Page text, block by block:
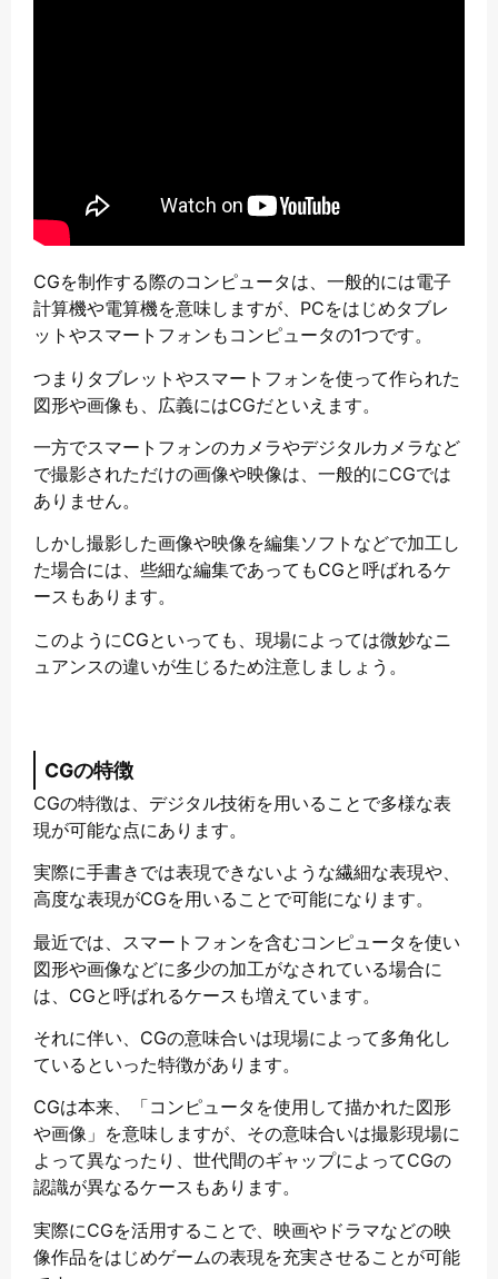
CGを制作する際のコンピュータは、一般的には電子
計算機や電算機を意味しますが、PCをはじめタブレ
ットやスマートフォンもコンピュータの1つです。
つまりタブレットやスマートフォンを使って作られた
図形や画像も、広義にはCGだといえます。
一方でスマートフォンのカメラやデジタルカメラなど
で撮影されただけの画像や映像は、一般的にCGでは
ありません。
しかし撮影した画像や映像を編集ソフトなどで加工し
た場合には、些細な編集であってもCGと呼ばれるケ
ースもあります。
このようにCGといっても、現場によっては微妙なニ
ュアンスの違いが生じるため注意しましょう。
CGの特徴
CGの特徴は、デジタル技術を用いることで多様な表
現が可能な点にあります。
実際に手書きでは表現できないような繊細な表現や、
高度な表現がCGを用いることで可能になります。
最近では、スマートフォンを含むコンピュータを使い
図形や画像などに多少の加工がなされている場合に
は、CGと呼ばれるケースも増えています。
それに伴い、CGの意味合いは現場によって多角化し
ているといった特徴があります。
CGは本来、「コンピュータを使用して描かれた図形
や画像」を意味しますが、その意味合いは撮影現場に
よって異なったり、世代間のギャップによってCGの
認識が異なるケースもあります。
実際にCGを活用することで、映画やドラマなどの映
像作品をはじめゲームの表現を充実させることが可能